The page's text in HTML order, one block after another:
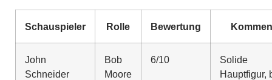
Schauspieler Rolle Bewertung
John
Schneider
Bob
Moore
6/10
Solide
Hauptfigur,